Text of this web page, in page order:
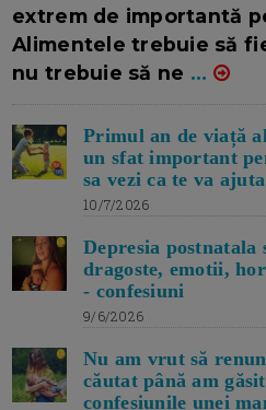
extrem de importantă
Alimentele trebuie să
nu trebuie să ne ...
Primul an de viață
un sfat important
sa vezi ca te va ajuta
10/7/2026
Depresia
dragoste, emotii,
- confesiuni
9/6/2026
Nu am vrut să
căutat până am
confesiunile unei